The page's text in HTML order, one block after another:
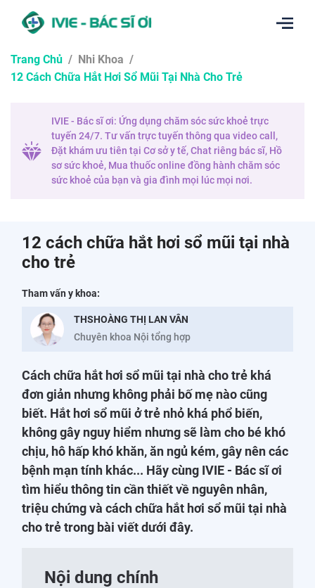
Trang Chủ / Nhi Khoa /
12 Cách Chữa Hắt Hơi Sổ Mũi Tại Nhà Cho Trẻ
IVIE - Bác sĩ ơi: Ứng dụng chăm sóc sức khoẻ trực
tuyến 24/7. Tư vấn trực tuyến thông qua video call,
Đặt khám ưu tiên tại Cơ sở y tế, Chat riêng bác sĩ, Hồ
sơ sức khoẻ, Mua thuốc online đồng hành chăm sóc
sức khoẻ của bạn và gia đình mọi lúc mọi nơi.
12 cách chữa hắt hơi sổ mũi tại nhà
cho trẻ
Tham vấn y khoa:
THSHOÀNG THỊ LAN VÂN
Chuyên khoa Nội tổng hợp
Cách chữa hắt hơi sổ mũi tại nhà cho trẻ khá
đơn giản nhưng không phải bố mẹ nào cũng
biết. Hắt hơi sổ mũi ở trẻ nhỏ khá phổ biến,
không gây nguy hiểm nhưng sẽ làm cho bé khó
chịu, hô hấp khó khăn, ăn ngủ kém, gây nên các
bệnh mạn tính khác... Hãy cùng IVIE - Bác sĩ ơi
tìm hiểu thông tin cần thiết về nguyên nhân,
triệu chứng và cách chữa hắt hơi sổ mũi tại nhà
cho trẻ trong bài viết dưới đây.
Nội dung chính